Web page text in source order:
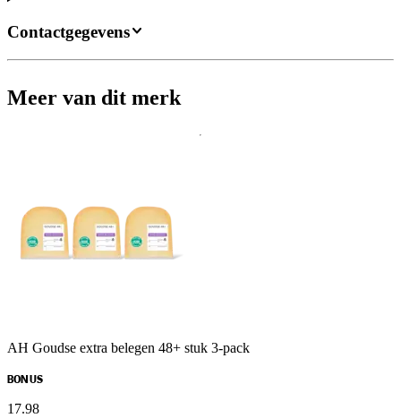
Contactgegevens
Meer van dit merk
AH Goudse extra belegen 48+ stuk 3-pack
BONUS
17.98